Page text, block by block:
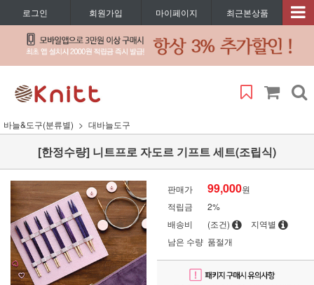
로그인 회원가입 마이페이지 최근본상품
바늘&도구(분류별) 대바늘도구
[한정수량] 니트프로 자도르 기프트 세트(조립식)
판매가 99,000원
적립금
2%
배송비
(조건)
지역별
남은 수량 품절개